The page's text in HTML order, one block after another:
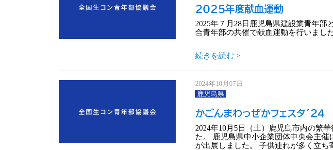
2025年度献血運動
2025年７月28日鹿児島県建設業青年部
合青年部の共催で献血運動を行いました
続きを読む >
2024年10月07日
鹿児島県
かごんまわっぜかフェスタ´２４
2024年10月5日（土）鹿児島市内の繁
た。 鹿児島県中小企業団体中央会主
が出展しました。 子供連れが多く立ち